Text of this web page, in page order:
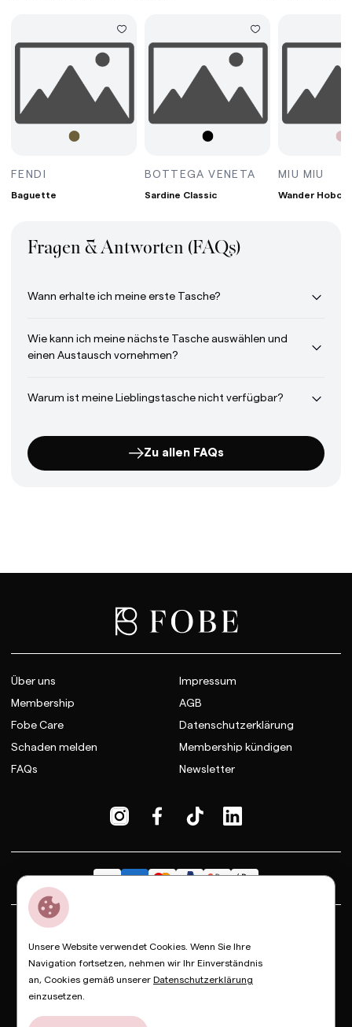
MINI BORDEAUX
FENDI BAGUETTE AVOCADO
Baguette
BOTTEGA VENETA SARDINE
Sardine Classic
MIU MIU
Wander Hobo
Fragen & Antworten (FAQs)
Wann erhalte ich meine erste Tasche?
Wie kann ich meine nächste Tasche auswählen und
einen Austausch vornehmen?
Warum ist meine Lieblingstasche nicht verfügbar?
Zu allen FAQs
Über uns
Membership
Fobe Care
Schaden melden
FAQs
Impressum
AGB
Datenschutzerklärung
Membership kündigen
Newsletter
Dior
Saint Laurent
Prada Balenciaga Loewe
© Copyright FOBE, 2026
Unsere Website verwendet Cookies. Wenn Sie Ihre
Navigation fortsetzen, nehmen wir Ihr Einverständnis
an, Cookies gemäß unserer Datenschutzerklärung
einzusetzen.